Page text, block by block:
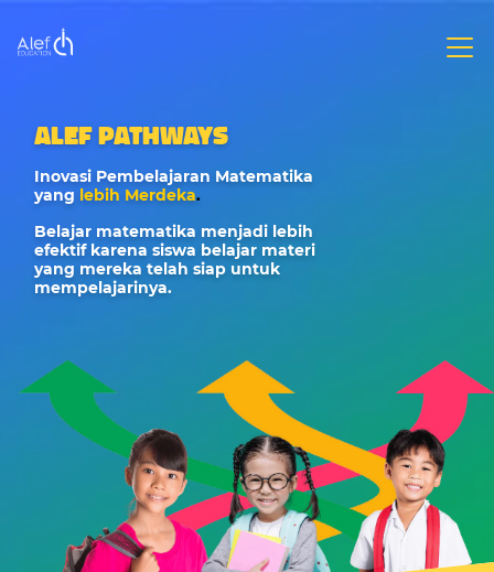
ALEF PATHWAYS
Inovasi Pembelajaran Matematika
yang lebih Merdeka.
Belajar matematika menjadi lebih
efektif karena siswa belajar materi
yang mereka telah siap untuk
mempelajarinya.